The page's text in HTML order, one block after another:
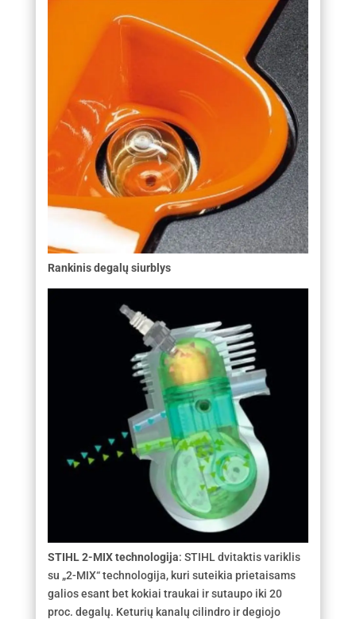
Rankinis degalų siurblys
STIHL 2-MIX technologija: STIHL dvitaktis variklis
su „2-MIX“ technologija, kuri suteikia prietaisams
galios esant bet kokiai traukai ir sutaupo iki 20
proc. degalų. Keturių kanalų cilindro ir degiojo